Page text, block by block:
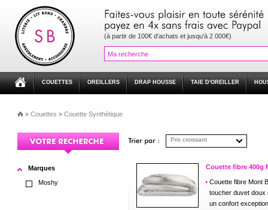
(à partir de 100€ d'achats et jusqu'à 2 000€)
COUETTES OREILLERS DRAP HOUSSE TAIE D'OREILLER
> Couettes > Couette Synthétique
Marques
Moshy
Prix croissant
Couette fibre 400g
Couette fibre Mont
toucher duvet doux
un confort